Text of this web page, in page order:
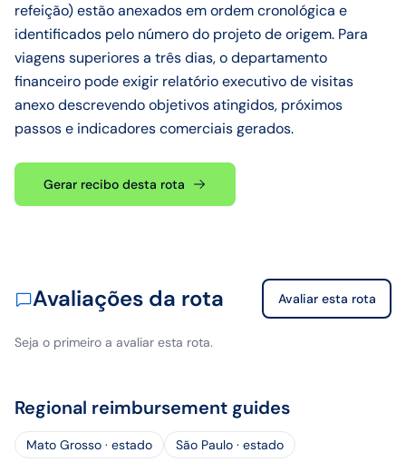
refeição) estão anexados em ordem cronológica e
identificados pelo número do projeto de origem. Para
viagens superiores a três dias, o departamento
financeiro pode exigir relatório executivo de visitas
anexo descrevendo objetivos atingidos, próximos
passos e indicadores comerciais gerados.
Gerar recibo desta rota
Avaliações da rota Avaliar esta rota
Seja o primeiro a avaliar esta rota.
Regional reimbursement guides
Mato Grosso · estado São Paulo · estado